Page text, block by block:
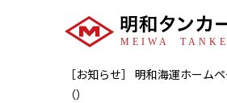
［お知らせ］ 明和海運ホーム
（）